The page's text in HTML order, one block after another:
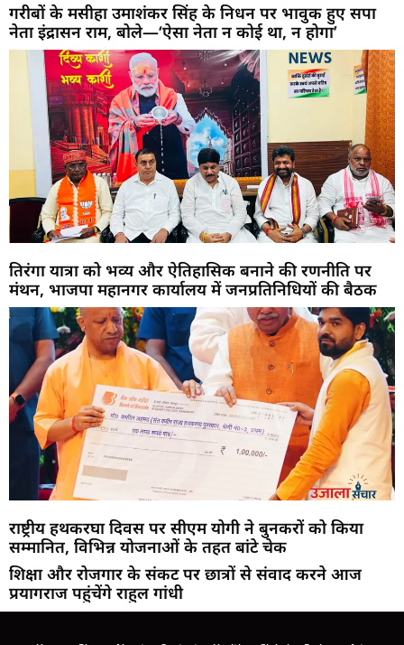
गरीबों के मसीहा उमाशंकर सिंह के निधन पर भावुक हुए सपा
नेता इंद्रासन राम, बोले—‘ऐसा नेता न कोई था, न होगा’
तिरंगा यात्रा को भव्य और ऐतिहासिक बनाने की रणनीति पर
मंथन, भाजपा महानगर कार्यालय में जनप्रतिनिधियों की बैठक
राष्ट्रीय हथकरघा दिवस पर सीएम योगी ने बुनकरों को किया
सम्मानित, विभिन्न योजनाओं के तहत बांटे चेक
शिक्षा और रोजगार के संकट पर छात्रों से संवाद करने आज
प्रयागराज पहुंचेंगे राहुल गांधी